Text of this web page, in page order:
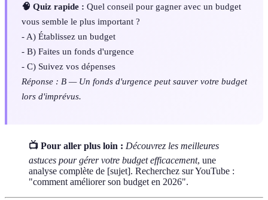
🧠 Quiz rapide : Quel conseil pour gagner avec un budget
vous semble le plus important ?
- A) Établissez un budget
- B) Faites un fonds d'urgence
- C) Suivez vos dépenses
Réponse : B — Un fonds d'urgence peut sauver votre budget
lors d'imprévus.
📺 Pour aller plus loin : Découvrez les meilleures
astuces pour gérer votre budget efficacement, une
analyse complète de [sujet]. Recherchez sur YouTube :
"comment améliorer son budget en 2026".